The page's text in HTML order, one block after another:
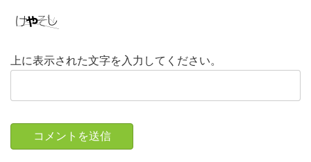
上に表示された文字を入力してください。